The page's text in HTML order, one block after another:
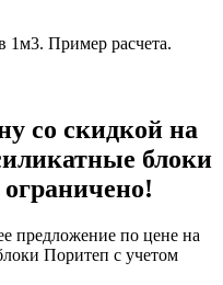
1м3. Пример расчета.
со скидкой на
блоки
предложение по цене на
Поритеп с учетом